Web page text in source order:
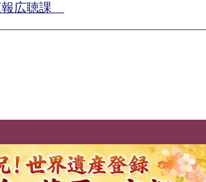
広聴課